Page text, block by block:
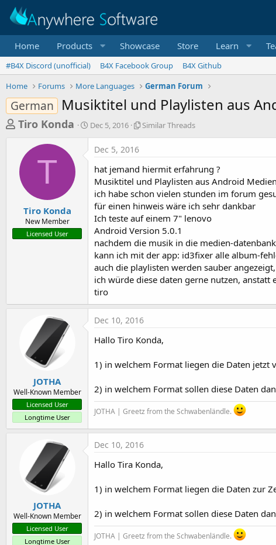
Home Products Showcase Store Learn
#B4X Discord (unofficial) B4X Facebook Group
B4X Github
Home
Forums More Languages German Forum
German Musiktitel und Playlisten aus
T
e
a
t
a
Tiro Konda
S
Dec 5, 2016
S
l
a
r
T
h
r
e
a
d
s
Similar Threads
T
Tiro Konda
New Member
Licensed User
Dec 5, 2016
hat jemand hiermit erfahrung ?
Musiktitel und Playlisten aus Android
ich habe schon vielen stunden im forum
für einen hinweis wäre ich sehr dankbar
Ich teste auf einem 7" lenovo
Android Version 5.0.1
nachdem die musik in die medien-
kann ich mit der app: id3fixer alle album-
auch die playlisten werden sauber angezeigt,
ich würde diese daten gerne nutzen, anstatt
tiro
JOTHA
Well-Known Member
Licensed User
Longtime User
Dec 10, 2016
Hallo Tiro Konda,
1) in welchem Format liegen die Daten jetzt
2) in welchem Format sollen diese Daten
JOTHA | Greetz from the Schwabenländle.
JOTHA
Well-Known Member
Licensed User
Longtime User
Dec 10, 2016
Hallo Tira Konda,
1) in welchem Format liegen die Daten zur
2) in welchem Format sollen diese Daten
JOTHA | Greetz from the Schwabenländle.